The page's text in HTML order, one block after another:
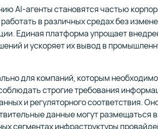
AI-агенты становятся частью
в различных средах без
Единая платформа упрощает
и ускоряет их вывод в
для компаний, которым
строгие требования
и регуляторного соответствия.
данные могут размещаться
сегментах инфраструктуры